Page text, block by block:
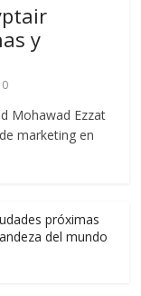
y
0
Mohawad Ezzat
marketing en
próximas
del mundo